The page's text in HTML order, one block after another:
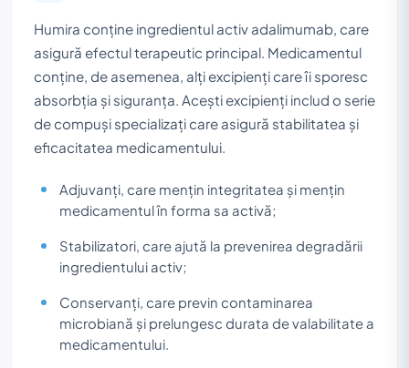
Humira conține ingredientul activ adalimumab, care
asigură efectul terapeutic principal. Medicamentul
conține, de asemenea, alți excipienți care îi sporesc
absorbția și siguranța. Acești excipienți includ o serie
de compuși specializați care asigură stabilitatea și
eficacitatea medicamentului.
Adjuvanți, care mențin integritatea și mențin
medicamentul în forma sa activă;
Stabilizatori, care ajută la prevenirea degradării
ingredientului activ;
Conservanți, care previn contaminarea
microbiană și prelungesc durata de valabilitate a
medicamentului.